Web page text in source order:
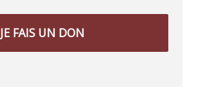
JE FAIS UN DON